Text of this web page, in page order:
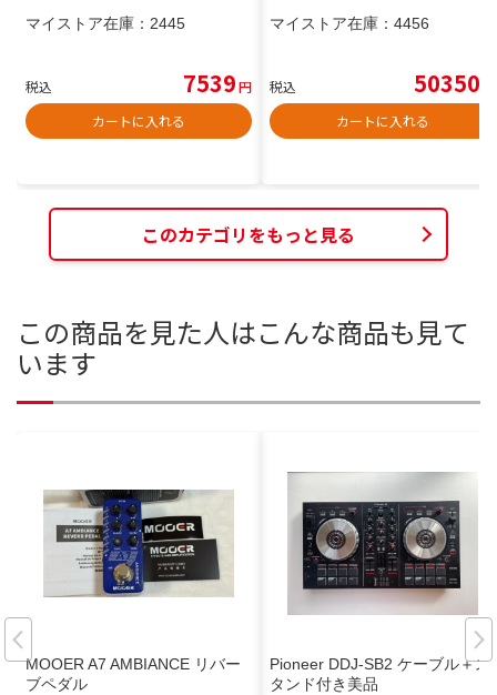
マイストア在庫： 2445
税込 7539円
カートに入れる
マイストア在庫： 4456
税込 50350
カートに入れる
このカテゴリをもっと見る
この商品を見た人はこんな商品も見て
います
MOOER A7 AMBIANCE リバー
ブペダル
Pioneer DDJ-SB2 ケーブル＋ス
タンド付き美品